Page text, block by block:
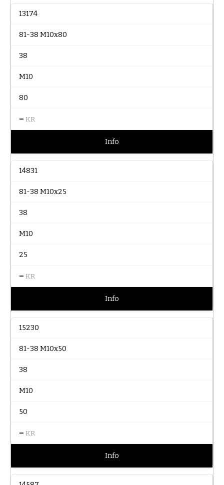
13174
81-38 M10x80
38
M10
80
– KR
Info
14831
81-38 M10x25
38
M10
25
– KR
Info
15230
81-38 M10x50
38
M10
50
– KR
Info